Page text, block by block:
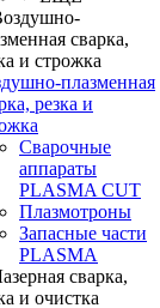
плазменная
резка и
Сварочные
аппараты
PLASMA CUT
Плазмотроны
Запасные части
PLASMA